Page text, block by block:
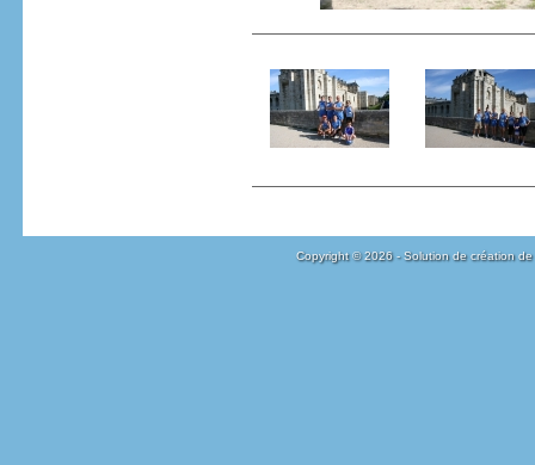
Copyright © 2026 - Solution de création